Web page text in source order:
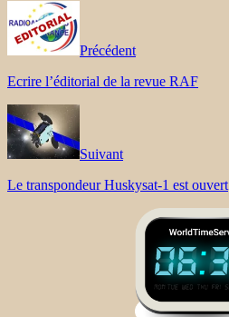
Précédent
Ecrire l’éditorial de la revue RAF
Suivant
Le transpondeur Huskysat-1 est ouvert